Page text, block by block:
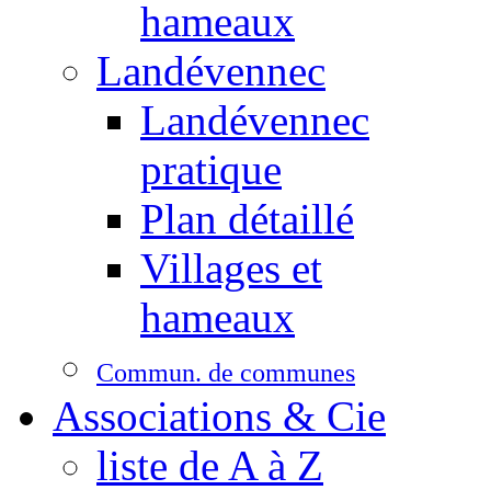
hameaux
Landévennec
Landévennec
pratique
Plan détaillé
Villages et
hameaux
Commun. de communes
Associations & Cie
liste de A à Z